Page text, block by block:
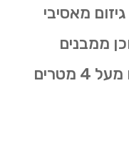
מאסיבי
ממבנים
קיימים. במקרים של עצים מעל 4 מטרים